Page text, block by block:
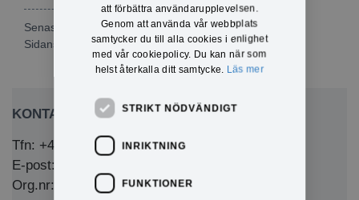
Senast publicerad: 2024-01-16
Sidansvarig:
Margareta Bergman
KONTAKTA OSS
Tfn: +46 (0)571-281 00
E-post: kommun@eda.se
Org.nr: 212000-1769
att förbättra användarupplevelsen.
Genom att använda vår webbplats
samtycker du till alla cookies i enlighet
med vår cookiepolicy. Du kan när som
helst återkalla ditt samtycke. Läs mer
STRIKT NÖDVÄNDIGT
INRIKTNING
FUNKTIONER